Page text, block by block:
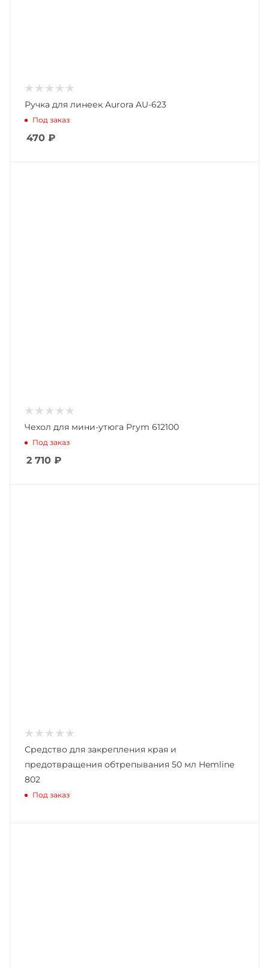
Ручка для линеек Aurora AU-623
Под заказ
470 ₽
Чехол для мини-утюга Prym 612100
Под заказ
2 710 ₽
Средство для закрепления края и
предотвращения обтрепывания 50 мл Hemline
802
Под заказ